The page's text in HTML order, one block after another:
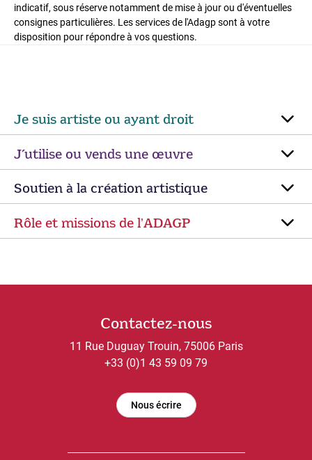
indicatif, sous réserve notamment de mise à jour ou d'éventuelles
consignes particulières. Les services de l'Adagp sont à votre
disposition pour répondre à vos questions.
Je suis artiste ou ayant droit
J’utilise ou vends une œuvre
Soutien à la création artistique
Rôle et missions de lʼADAGP
Contactez-nous
11 Rue Duguay Trouin, 75006 Paris
+33 (0)1 43 59 09 79
Nous écrire